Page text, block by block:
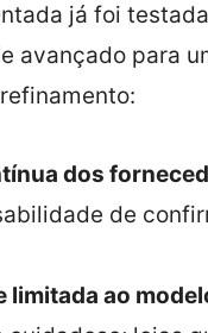
já foi
avançado para
dos
de
limitada ao